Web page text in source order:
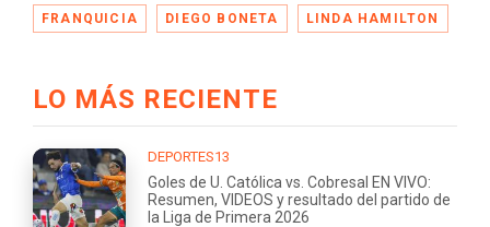
FRANQUICIA DIEGO BONETA LINDA HAMILTON
LO MÁS RECIENTE
DEPORTES13
Goles de U. Católica vs. Cobresal EN VIVO:
Resumen, VIDEOS y resultado del partido de
la Liga de Primera 2026